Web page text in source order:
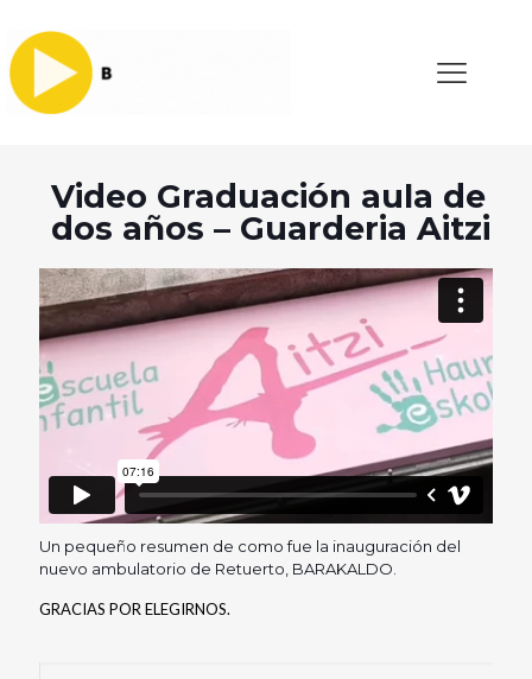
Video Graduación aula de
dos años – Guarderia Aitzi
Un pequeño resumen de como fue la inauguración del
nuevo ambulatorio de Retuerto, BARAKALDO.
GRACIAS POR ELEGIRNOS.